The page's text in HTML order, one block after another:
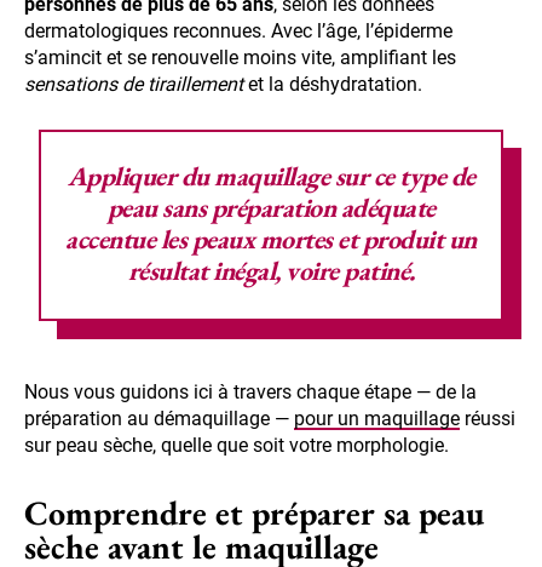
dermatologiques reconnues. Avec l’âge, l’épiderme
s’amincit et se renouvelle moins vite, amplifiant les
sensations de tiraillementet la déshydratation.
Appliquer du maquillage sur ce type de
peau sans préparation adéquate
accentue les peaux mortes et produit un
résultat inégal, voire patiné.
Nous vous guidons ici à travers chaque étape — de la
préparation au démaquillage — pour un maquillage réussi
sur peau sèche, quelle que soit votre morphologie.
Comprendre et préparer sa peau
sèche avant le maquillage